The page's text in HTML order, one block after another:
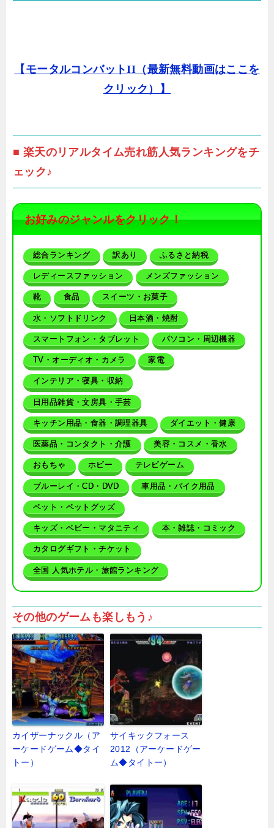
【モータルコンバットII（最新無料動画はここを
クリック）】
■ 楽天のリアルタイム売れ筋人気ランキングをチ
ェック♪
お好みのジャンルをクリック！
総合ランキング 訳あり ふるさと納税
レディースファッション メンズファッション
靴 食品 スイーツ・お菓子
水・ソフトドリンク 日本酒・焼酎
スマートフォン・タブレット パソコン・周辺機器
TV・オーディオ・カメラ 家電
インテリア・寝具・収納
日用品雑貨・文房具・手芸
キッチン用品・食器・調理器具 ダイエット・健康
医薬品・コンタクト・介護 美容・コスメ・香水
おもちゃ ホビー テレビゲーム
ブルーレイ・CD・DVD 車用品・バイク用品
ペット・ペットグッズ
キッズ・ベビー・マタニティ 本・雑誌・コミック
カタログギフト・チケット
全国 人気ホテル・旅館ランキング
その他のゲームも楽しもう♪
カイザーナックル（ア
ーケードゲーム◆タイ
トー）
サイキックフォース
2012（アーケードゲー
ム◆タイトー）